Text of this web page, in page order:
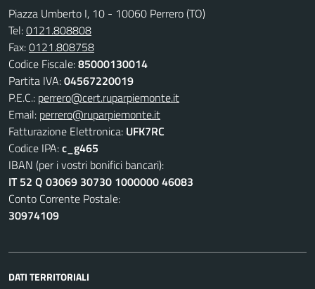
Piazza Umberto I, 10 - 10060 Perrero (TO)
Tel:0121.808808
Fax:0121.808758
Codice Fiscale:85000130014
Partita IVA:04567220019
P.E.C.: perrero@cert.ruparpiemonte.it
Email: perrero@ruparpiemonte.it
Fatturazione Elettronica: UFK7RC
Codice IPA:c_g465
IBAN (per i vostri bonifici bancari):
IT 52 Q 03069 30730 1000000 46083
Conto Corrente Postale:
30974109
DATI TERRITORIALI